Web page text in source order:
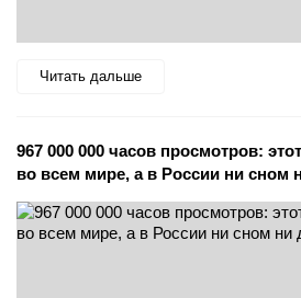
Читать дальше
967 000 000 часов просмотров:
во всем мире, а в России ни сном